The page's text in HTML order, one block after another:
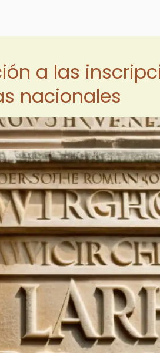
a las
nacionales